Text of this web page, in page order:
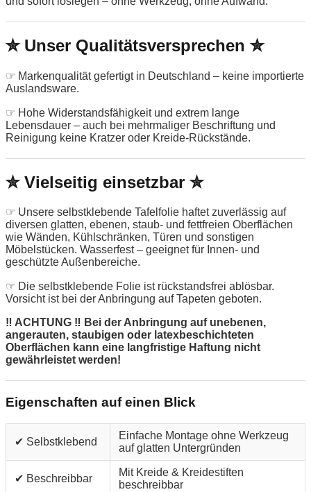
✮ Unser Qualitätsversprechen ✮
☞ Markenqualität gefertigt in Deutschland – keine importierte
Auslandsware.
☞ Hohe Widerstandsfähigkeit und extrem lange
Lebensdauer – auch bei mehrmaliger Beschriftung und
Reinigung keine Kratzer oder Kreide-Rückstände.
✮ Vielseitig einsetzbar ✮
☞ Unsere selbstklebende Tafelfolie haftet zuverlässig auf
diversen glatten, ebenen, staub- und fettfreien Oberflächen
wie Wänden, Kühlschränken, Türen und sonstigen
Möbelstücken. Wasserfest – geeignet für Innen- und
geschützte Außenbereiche.
☞ Die selbstklebende Folie ist rückstandsfrei ablösbar.
Vorsicht ist bei der Anbringung auf Tapeten geboten.
‼ ACHTUNG ‼ Bei der Anbringung auf unebenen,
angerauten, staubigen oder latexbeschichteten
Oberflächen kann eine langfristige Haftung nicht
gewährleistet werden!
Eigenschaften auf einen Blick
✔ Selbstklebend
Einfache Montage ohne Werkzeug
auf glatten Untergründen
✔ Beschreibbar
Mit Kreide & Kreidestiften
beschreibbar